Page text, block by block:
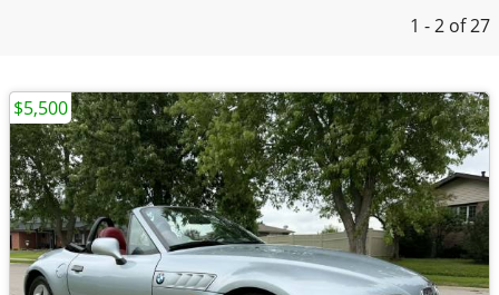
1 - 2 of 27
$5,500